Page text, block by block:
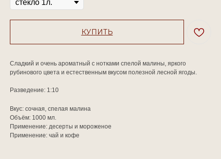
КУПИТЬ
Сладкий и очень ароматный с нотками спелой малины, яркого
рубинового цвета и естественным вкусом полезной лесной ягоды.
Разведение: 1:10
Вкус: сочная, спелая малина
Объём: 1000 мл.
Применение: десерты и мороженое
Применение: чай и кофе